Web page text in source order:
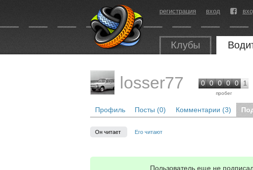
регистрация вход
Клубы
losser77 0 0 0 0 0 1
пробег
Профиль Посты (0) Комментарии (3)
Он читает Его читают
Пользователь еще не